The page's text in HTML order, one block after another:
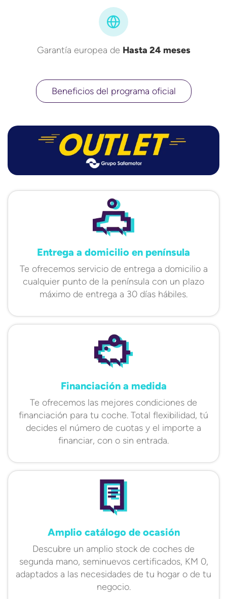
Garantía europea de Hasta 24 meses
Beneficios del programa oficial
Entrega a domicilio en península
Te ofrecemos servicio de entrega a domicilio a
cualquier punto de la península con un plazo
máximo de entrega a 30 días hábiles.
Financiación a medida
Te ofrecemos las mejores condiciones de
financiación para tu coche. Total flexibilidad, tú
decides el número de cuotas y el importe a
financiar, con o sin entrada.
Amplio catálogo de ocasión
Descubre un amplio stock de coches de
segunda mano, seminuevos certificados, KM 0,
adaptados a las necesidades de tu hogar o de tu
negocio.